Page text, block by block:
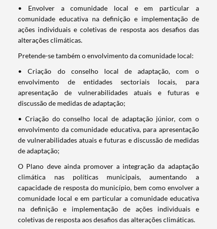
Termo de Pesquisa
Categorias gerais
• Envolver a comunidade local e em particular a
comunidade educativa na definição e implementação de
ações individuais e coletivas de resposta aos desafios das
alterações climáticas.
Pretende-se também o envolvimento da comunidade local:
• Criação do conselho local de adaptação, com o
envolvimento de entidades sectoriais locais, para
apresentação de vulnerabilidades atuais e futuras e
discussão de medidas de adaptação;
• Criação do conselho local de adaptação júnior, com o
envolvimento da comunidade educativa, para apresentação
de vulnerabilidades atuais e futuras e discussão de medidas
de adaptação;
O Plano deve ainda promover a integração da adaptação
climática nas políticas municipais, aumentando a
capacidade de resposta do município, bem como envolver a
comunidade local e em particular a comunidade educativa
na definição e implementação de ações individuais e
coletivas de resposta aos desafios das alterações climáticas.